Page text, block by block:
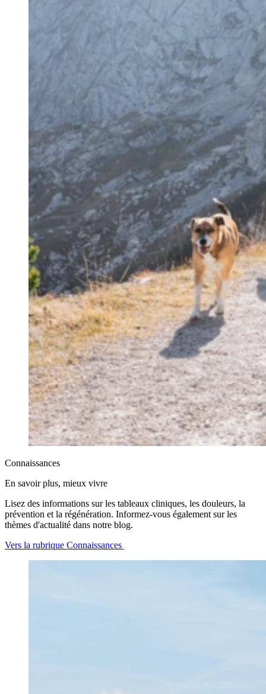
Connaissances
En savoir plus, mieux vivre
Lisez des informations sur les tableaux cliniques, les douleurs, la
prévention et la régénération. Informez-vous également sur les
thèmes d'actualité dans notre blog.
Vers la rubrique Connaissances